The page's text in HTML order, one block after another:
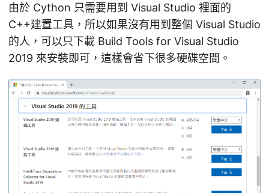
由於 Cython 只需要用到 Visual Studio 裡面的
C++建置工具，所以如果沒有用到整個 Visual Studio
的人，可以只下載 Build Tools for Visual Studio
2019 來安裝即可，這樣會省下很多硬碟空間。